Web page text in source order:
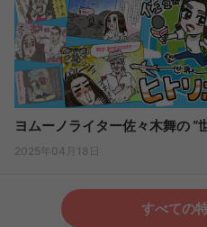
ヨムーノライター佐々木舞の “
2025年04月18日
すべての